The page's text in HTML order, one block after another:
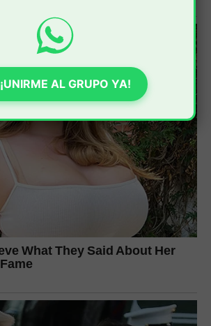
¡UNIRME AL GRUPO YA!